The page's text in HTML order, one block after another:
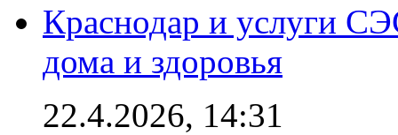
Краснодар и услуги
дома и здоровья
22.4.2026, 14:31